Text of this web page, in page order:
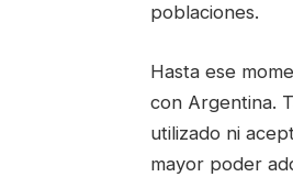
poblaciones.
Hasta ese
con Argentina.
utilizado ni
mayor poder